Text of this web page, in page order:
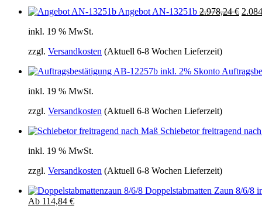
Angebot AN-13251b Ursprünglicher
2.978,24€
inkl. 19 % MwSt.
zzgl. Versandkosten (Aktuell 6-8 Wochen Lieferzeit)
inkl. 19 % MwSt.
zzgl. Versandkosten (Aktuell 6-8 Wochen Lieferzeit)
Schiebetor freitragend
inkl. 19 % MwSt.
zzgl. Versandkosten (Aktuell 6-8 Wochen Lieferzeit)
Doppelstabmatten Zaun 8/6/8
Ab 114,84 €